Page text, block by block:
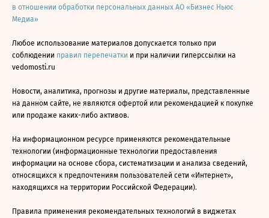
в отношении обработки персональных данных АО «Бизнес Ньюс
Медиа»
Любое использование материалов допускается только при
соблюдении правил перепечатки и при наличии гиперссылки на
vedomosti.ru
Новости, аналитика, прогнозы и другие материалы, представленные
на данном сайте, не являются офертой или рекомендацией к покупке
или продаже каких-либо активов.
На информационном ресурсе применяются рекомендательные
технологии (информационные технологии предоставления
информации на основе сбора, систематизации и анализа сведений,
относящихся к предпочтениям пользователей сети «Интернет»,
находящихся на территории Российской Федерации).
Правила применения рекомендательных технологий в виджетах